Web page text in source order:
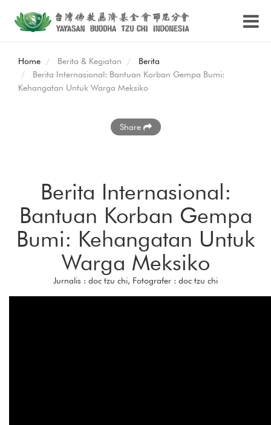
Home Berita & Kegiatan
Berita
Berita Internasional: Bantuan Korban Gempa Bumi:
Kehangatan Untuk Warga Meksiko
Share
Berita Internasional:
Bantuan Korban Gempa
Bumi: Kehangatan Untuk
Warga Meksiko
Jurnalis : doc tzu chi, Fotografer : doc tzu chi